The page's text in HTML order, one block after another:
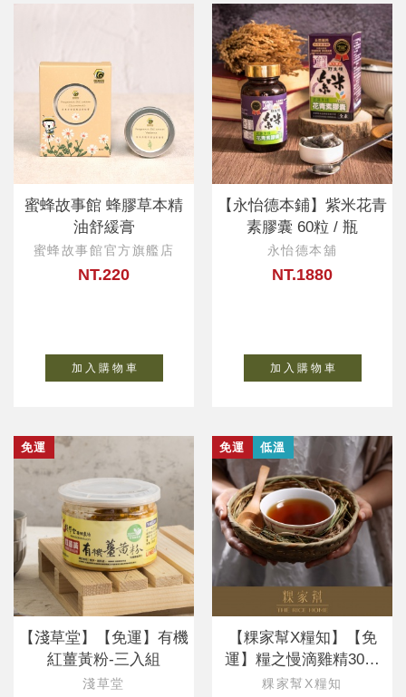
蜜蜂故事館 蜂膠草本精
油舒緩膏
蜜蜂故事館官方旗艦店
NT.220
加 入 購 物 車
【永怡德本鋪】紫米花青
素膠囊 60粒 / 瓶
永怡德本舖
NT.1880
加 入 購 物 車
免運
【淺草堂】【免運】有機
紅薑黃粉-三入組
淺草堂
免運 低溫
【粿家幫X糧知】【免
運】糧之慢滴雞精30包
入-月子組
粿家幫X糧知